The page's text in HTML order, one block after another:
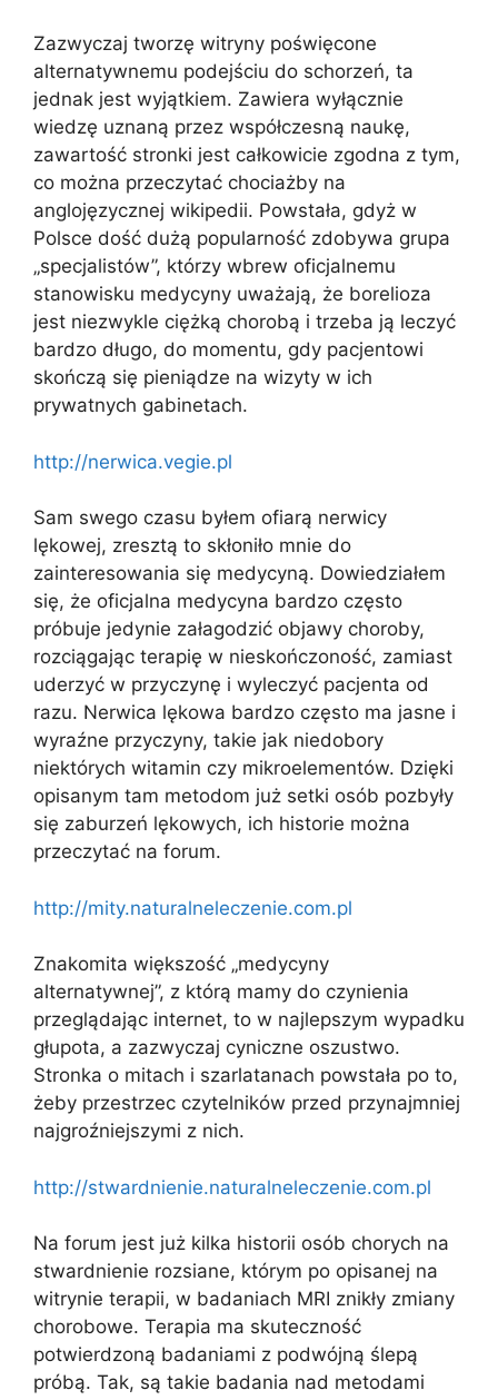
Zazwyczaj tworzę witryny poświęcone
alternatywnemu podejściu do schorzeń, ta
jednak jest wyjątkiem. Zawiera wyłącznie
wiedzę uznaną przez współczesną naukę,
zawartość stronki jest całkowicie zgodna z tym,
co można przeczytać chociażby na
anglojęzycznej wikipedii. Powstała, gdyż w
Polsce dość dużą popularność zdobywa grupa
„specjalistów”, którzy wbrew oficjalnemu
stanowisku medycyny uważają, że borelioza
jest niezwykle ciężką chorobą i trzeba ją leczyć
bardzo długo, do momentu, gdy pacjentowi
skończą się pieniądze na wizyty w ich
prywatnych gabinetach.
http://nerwica.vegie.pl
Sam swego czasu byłem ofiarą nerwicy
lękowej, zresztą to skłoniło mnie do
zainteresowania się medycyną. Dowiedziałem
się, że oficjalna medycyna bardzo często
próbuje jedynie załagodzić objawy choroby,
rozciągając terapię w nieskończoność, zamiast
uderzyć w przyczynę i wyleczyć pacjenta od
razu. Nerwica lękowa bardzo często ma jasne i
wyraźne przyczyny, takie jak niedobory
niektórych witamin czy mikroelementów. Dzięki
opisanym tam metodom już setki osób pozbyły
się zaburzeń lękowych, ich historie można
przeczytać na forum.
http://mity.naturalneleczenie.com.pl
Znakomita większość „medycyny
alternatywnej”, z którą mamy do czynienia
przeglądając internet, to w najlepszym wypadku
głupota, a zazwyczaj cyniczne oszustwo.
Stronka o mitach i szarlatanach powstała po to,
żeby przestrzec czytelników przed przynajmniej
najgroźniejszymi z nich.
http://stwardnienie.naturalneleczenie.com.pl
Na forum jest już kilka historii osób chorych na
stwardnienie rozsiane, którym po opisanej na
witrynie terapii, w badaniach MRI znikły zmiany
chorobowe. Terapia ma skuteczność
potwierdzoną badaniami z podwójną ślepą
próbą. Tak, są takie badania nad metodami